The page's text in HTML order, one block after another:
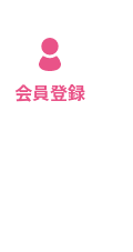
会員登録